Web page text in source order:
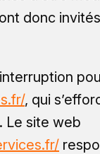
donc
, qui
Le site web